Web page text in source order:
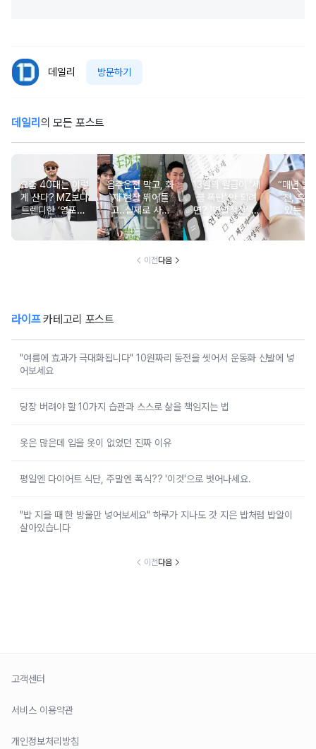
데일리 방문하기
데일리 의 모든 포스트
요즘 40대는 이렇
게 산다? MZ보다
트렌디한 ‘영포티’
분석
음주운전 막고, 화
재 현장 뛰어들
고..실제로 사람
구한 연예인 10
13월의 월급이 '세
금 폭탄' 안 되려
면? '연말정산' 핵
심 꿀팁 A to Z
“매년 받
진, 혹시
있는 건
요?”
이전다음
라이프카테고리 포스트
"여름에 효과가 극대화됩니다" 10원짜리 동전을 씻어서 운동화 신발에 넣
어보세요
당장 버려야 할 10가지 습관과 스스로 삶을 책임지는 법
옷은 많은데 입을 옷이 없었던 진짜 이유
평일엔 다이어트 식단, 주말엔 폭식?? '이것'으로 벗어나세요.
"밥 지을 때 한 방울만 넣어보세요" 하루가 지나도 갓 지은 밥처럼 밥알이
살아있습니다
이전다음
고객센터
서비스 이용약관
개인정보처리방침